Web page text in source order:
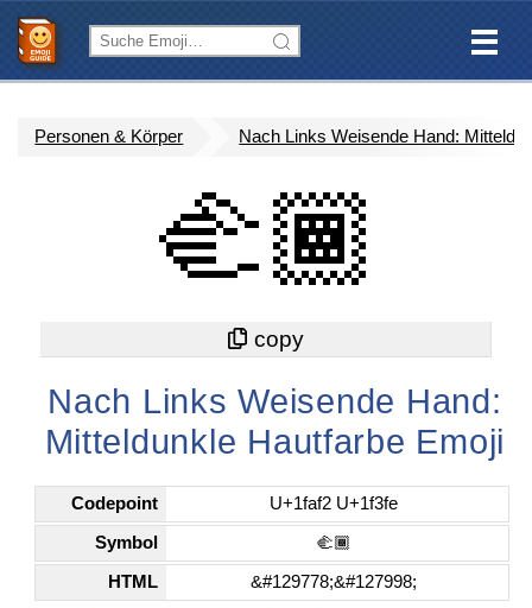
Personen & Körper Nach Links Weisende Hand:
🫲🏾
Nach Links Weisende Hand:
Mitteldunkle Hautfarbe Emoji
Codepoint U+1faf2 U+1f3fe
Symbol 🫲🏾
HTML &#129778;&#127998;